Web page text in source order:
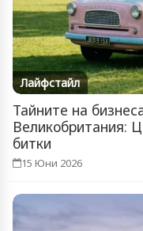
Лайфстайл
Тайните на
Великобритания:
битки
15 Юни 2026